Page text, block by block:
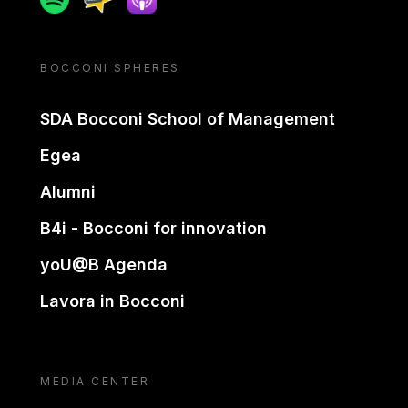
BOCCONI SPHERES
SDA Bocconi School of Management
Egea
Alumni
B4i - Bocconi for innovation
yoU@B Agenda
Lavora in Bocconi
MEDIA CENTER